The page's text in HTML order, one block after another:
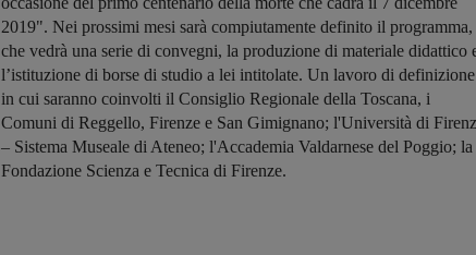
2019". Nei prossimi mesi sarà compiutamente definito il programma,
che vedrà una serie di convegni, la produzione di materiale didattico
l’istituzione di borse di studio a lei intitolate. Un lavoro di definizione
in cui saranno coinvolti il Consiglio Regionale della Toscana, i
Comuni di Reggello, Firenze e San Gimignano; l'Università di
– Sistema Museale di Ateneo; l'Accademia Valdarnese del Poggio; la
Fondazione Scienza e Tecnica di Firenze.